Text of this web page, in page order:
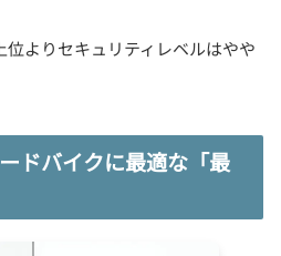
位よりセキュリティレベルはやや
ドバイクに最適な「最